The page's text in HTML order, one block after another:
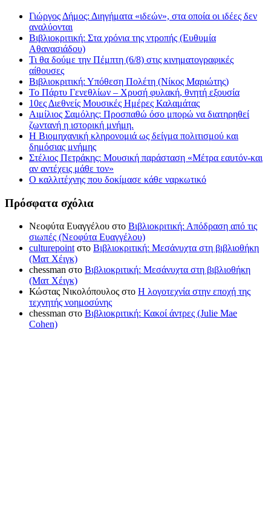
Γιώργος Δήμος: Διηγήματα «ιδεών», στα οποία οι ιδέες δεν
αναλύονται
Βιβλιοκριτική: Στα χρόνια της ντροπής (Ευθυμία
Αθανασιάδου)
Τι θα δούμε την Πέμπτη (6/8) στις κινηματογραφικές
αίθουσες
Βιβλιοκριτική: Υπόθεση Πολέτη (Νίκος Μαριώτης)
Το Πάρτυ Γενεθλίων – Χρυσή φυλακή, θνητή εξουσία
10ες Διεθνείς Μουσικές Ημέρες Καλαμάτας
Αιμίλιος Σαμόλης: Προσπαθώ όσο μπορώ να διατηρηθεί
ζωντανή η ιστορική μνήμη.
Η Βιομηχανική κληρονομιά ως δείγμα πολιτισμού και
δημόσιας μνήμης
Στέλιος Πετράκης: Μουσική παράσταση «Μέτρα εαυτόν-και
αν αντέχεις μάθε τον»
Ο καλλιτέχνης που δοκίμασε κάθε ναρκωτικό
Πρόσφατα σχόλια
Νεοφύτα Ευαγγέλου στο Βιβλιοκριτική: Απόδραση από τις
σιωπές (Νεοφύτα Ευαγγέλου)
culturepointστο Βιβλιοκριτική: Μεσάνυχτα στη βιβλιοθήκη
(Ματ Χέιγκ)
chessman στο Βιβλιοκριτική: Μεσάνυχτα στη βιβλιοθήκη
(Ματ Χέιγκ)
Κώστας Νικολόπουλος στο Η λογοτεχνία στην εποχή της
τεχνητής νοημοσύνης
chessman στο Βιβλιοκριτική: Κακοί άντρες (Julie Mae
Cohen)